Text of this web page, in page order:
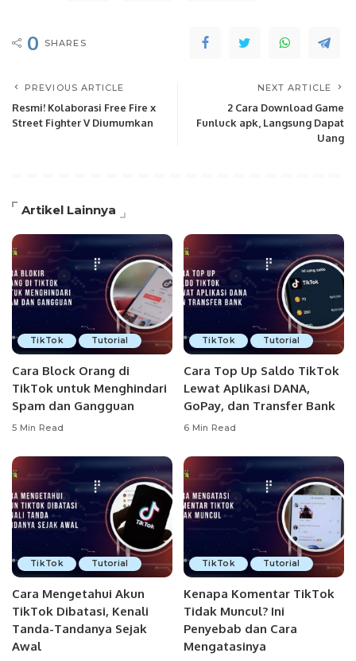
0 SHARES
PREVIOUS ARTICLE
Resmi! Kolaborasi Free Fire x
Street Fighter V Diumumkan
NEXT ARTICLE
2 Cara Download Game
Funluck apk, Langsung Dapat
Uang
Artikel Lainnya
TikTok Tutorial
Cara Block Orang di
TikTok untuk Menghindari
Spam dan Gangguan
5 Min Read
TikTok Tutorial
Cara Top Up Saldo TikTok
Lewat Aplikasi DANA,
GoPay, dan Transfer Bank
6 Min Read
TikTok Tutorial
Cara Mengetahui Akun
TikTok Dibatasi, Kenali
Tanda-Tandanya Sejak
Awal
TikTok Tutorial
Kenapa Komentar TikTok
Tidak Muncul? Ini
Penyebab dan Cara
Mengatasinya